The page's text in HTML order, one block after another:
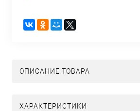
ОПИСАНИЕ ТОВАРА
ХАРАКТЕРИСТИКИ